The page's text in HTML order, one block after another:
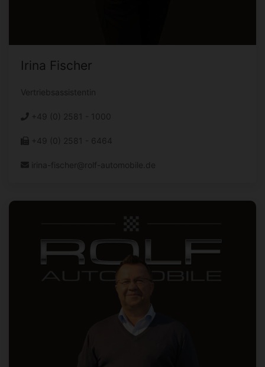
Irina Fischer
Vertriebsassistentin
+49 (0) 2581 - 1000
+49 (0) 2581 - 6464
irina-fischer@rolf-automobile.de